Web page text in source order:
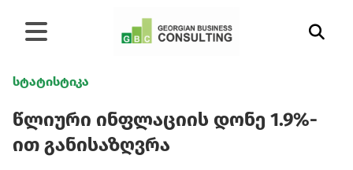
სტატისტიკა
წლიური ინფლაციის დონე 1.9%-
ით განისაზღვრა